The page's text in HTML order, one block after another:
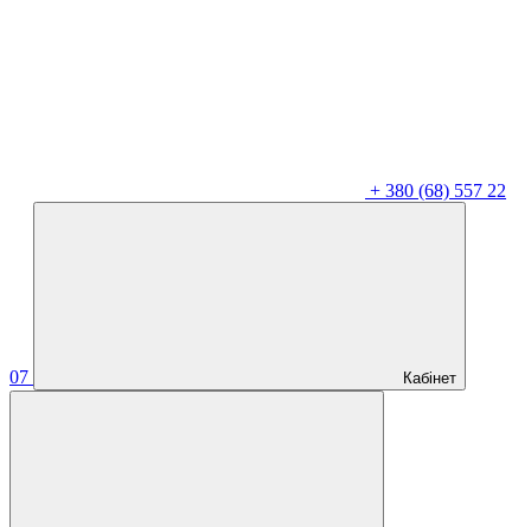
+ 380 (68) 557 22
07 Кабінет